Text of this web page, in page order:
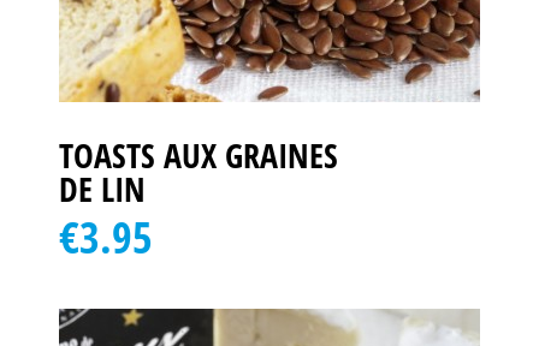
TOASTS AUX GRAINES
DE LIN
€3.95